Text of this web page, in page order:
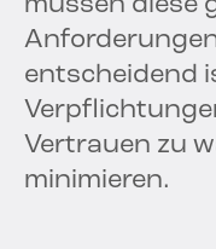
müssen diese
entscheidend
Vertrauen zu
minimieren.